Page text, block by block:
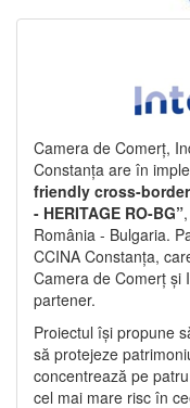
Camera de Comerț,
Constanța are în
friendly cross-
- HERITAGE RO-BG”
România - Bulgaria.
CCINA Constanța,
Camera de Comerț și
partener.
Proiectul își propune
să protejeze
concentrează pe
cel mai mare risc în